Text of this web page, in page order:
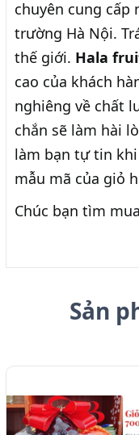
chuyên cung cấp
trường Hà Nội.
thế giới. Hala
cao của khách
nghiêng về chất
chắn sẽ làm hài
làm bạn tự tin
mẫu mã của giỏ
Chúc bạn tìm
Sản